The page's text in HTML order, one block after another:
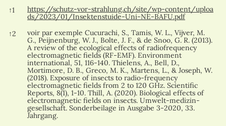
References
↑1
https://schutz-vor-strahlung.ch/site/wp-content/uploa
ds/2023/01/Insektenstuide-Uni-NE-BAFU.pdf
↑2
voir par exemple Cucurachi, S., Tamis, W. L., Vijver, M.
G., Peijnenburg, W. J., Bolte, J. F., & de Snoo, G. R. (2013).
A review of the ecological effects of radiofrequency
electromagnetic fields (RF-EMF). Environment
international, 51, 116-140. Thielens, A., Bell, D.,
Mortimore, D. B., Greco, M. K., Martens, L., & Joseph, W.
(2018). Exposure of insects to radio-frequency
electromagnetic fields from 2 to 120 GHz. Scientific
Reports, 8(1), 1-10. Thill, A. (2020). Biological effects of
electromagnetic fields on insects. Umwelt-medizin-
gesellschaft. Sonderbeilage in Ausgabe 3-2020, 33.
Jahrgang.